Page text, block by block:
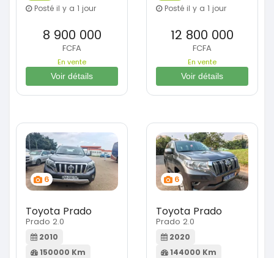
Posté il y a 1 jour
8 900 000
FCFA
En vente
Voir détails
Posté il y a 1 jour
12 800 000
FCFA
En vente
Voir détails
6
Toyota Prado
Prado 2.0
2010
150000 Km
6
Toyota Prado
Prado 2.0
2020
144000 Km